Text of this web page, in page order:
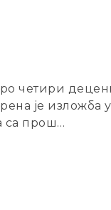
четири
је изложба
са прош…